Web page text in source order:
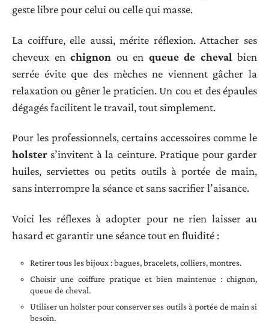
geste libre pour celui ou celle qui masse.
La coiffure, elle aussi, mérite réflexion. Attacher ses
cheveux en chignon ou en queue de cheval bien
serrée évite que des mèches ne viennent gâcher la
relaxation ou gêner le praticien. Un cou et des épaules
dégagés facilitent le travail, tout simplement.
Pour les professionnels, certains accessoires comme le
holster s’invitent à la ceinture. Pratique pour garder
huiles, serviettes ou petits outils à portée de main,
sans interrompre la séance et sans sacrifier l’aisance.
Voici les réflexes à adopter pour ne rien laisser au
hasard et garantir une séance tout en fluidité :
Retirer tous les bijoux : bagues, bracelets, colliers, montres.
Choisir une coiffure pratique et bien maintenue : chignon,
queue de cheval.
Utiliser un holster pour conserver ses outils à portée de main si
besoin.